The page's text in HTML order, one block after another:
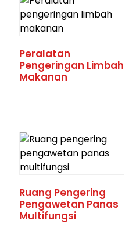
Peralatan
Pengeringan Limbah
Makanan
Ruang Pengering
Pengawetan Panas
Multifungsi